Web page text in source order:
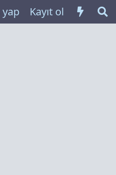
yap Kayıt ol